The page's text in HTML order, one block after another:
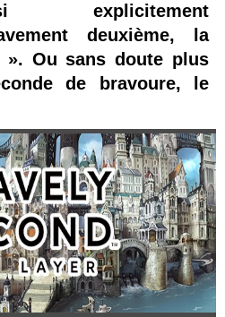
deuxième, la
Ou sans doute plus
de bravoure, le